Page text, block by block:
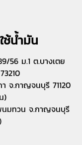
ช้น้ำมัน
56 ม.1 ต.บางเตย
า จ.กาญจนบุรี 71120
)
นมทวน จ.กาญจนบุรี